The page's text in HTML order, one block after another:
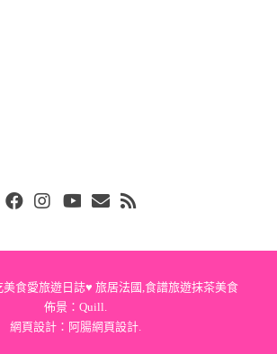
美食愛旅遊日誌♥ 旅居法國,食譜旅遊抹茶美食
佈景： Quill
網頁設計： 阿腸網頁設計